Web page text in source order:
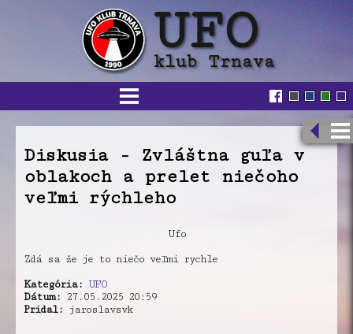
Diskusia - Zvláštna guľa v
oblakoch a prelet niečoho
veľmi rýchleho
Ufo
Zdá sa že je to niečo veľmi rychle
Kategória: UFO
Dátum: 27.05.2025 20:59
Pridal: jaroslavsvk